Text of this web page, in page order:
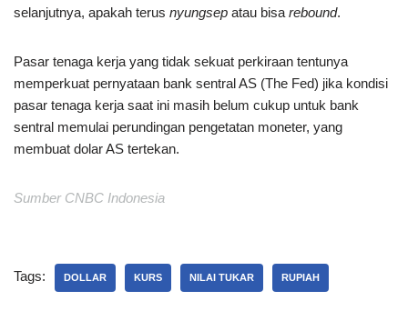
selanjutnya, apakah terus nyungsep atau bisa rebound.
Pasar tenaga kerja yang tidak sekuat perkiraan tentunya
memperkuat pernyataan bank sentral AS (The Fed) jika kondisi
pasar tenaga kerja saat ini masih belum cukup untuk bank
sentral memulai perundingan pengetatan moneter, yang
membuat dolar AS tertekan.
Sumber CNBC Indonesia
Tags: DOLLAR KURS NILAI TUKAR RUPIAH